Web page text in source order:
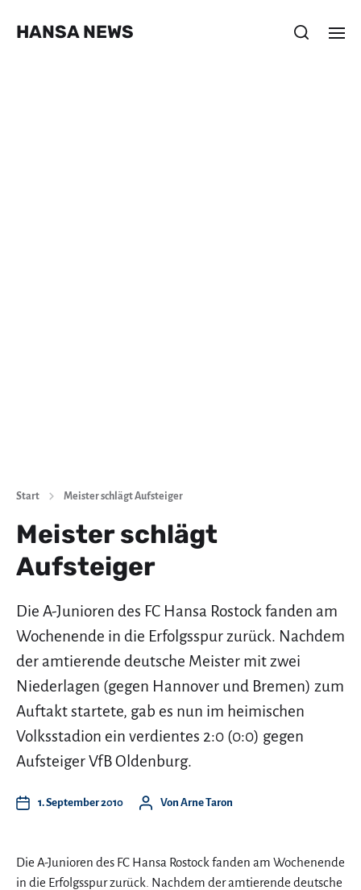
HANSA NEWS
Start Meister schlägt Aufsteiger
Meister schlägt
Aufsteiger
Die A-Junioren des FC Hansa Rostock fanden am
Wochenende in die Erfolgsspur zurück. Nachdem
der amtierende deutsche Meister mit zwei
Niederlagen (gegen Hannover und Bremen) zum
Auftakt startete, gab es nun im heimischen
Volksstadion ein verdientes 2:0 (0:0) gegen
Aufsteiger VfB Oldenburg.
1. September 2010 Von Arne Taron
Die A-Junioren des FC Hansa Rostock fanden am Wochenende
in die Erfolgsspur zurück. Nachdem der amtierende deutsche